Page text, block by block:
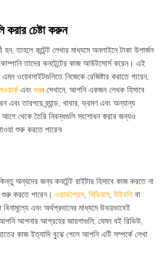
করার চেষ্টা করুন
হন, তাহলে কন্টেন্ট লেখার মাধ্যমে অনলাইনে টাকা উপার্জন
তাদের কনটেন্টের কাজ আউটসোর্স করেন। এই
ওয়েবসাইটগুলিতে নিজেকে রেজিষ্টার করাতে পারেন,
এবং গুরু৷ সেখানে, আপনি একজন লেখক হিসাবে
এবং তারপরে ব্র্যান্ড, খাবার, ভ্রমণ এবং অন্যান্য
আগে থেকে তৈরি নিবন্ধগুলি সংশোধন করার জন্যও
শুরু করতে পারেন৷
অন্যদের জন্য কনটেন্ট রাইটার হিসাবে কাজ করতে না
করতে পারেন। ওয়ার্ডপ্রেস, মিডিয়াম, উইবলি বা
এবং অর্থপ্রদানের মাধ্যমে উভয়ভাবেই
আপনার আগ্রহের জায়গাগুলি, যেমন বই রিভিউ,
কাজ ইত্যাদি বুঝে গেলে আপনি এটি সম্পর্কে লেখা